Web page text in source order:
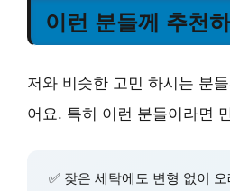
이런 분들께 추천
저와 비슷한 고민 하시는 분
어요. 특히 이런 분들이라면
✅ 잦은 세탁에도 변형 없이